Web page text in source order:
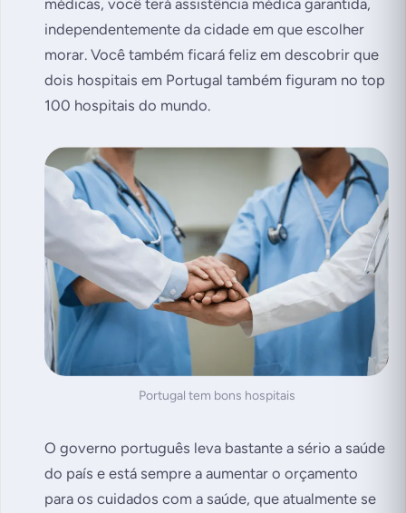
independentemente da cidade em que escolher
morar. Você também ficará feliz em descobrir que
dois hospitais em Portugal também figuram no top
100 hospitais do mundo.
Portugal tem bons hospitais
O governo português leva bastante a sério a saúde
do país e está sempre a aumentar o orçamento
para os cuidados com a saúde, que atualmente se